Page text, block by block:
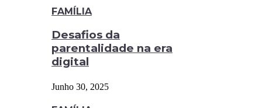
FAMÍLIA
Desafios da
parentalidade na era
digital
Junho 30, 2025